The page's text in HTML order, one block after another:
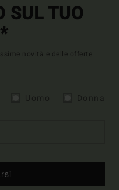
SUL TUO
novità e delle offerte